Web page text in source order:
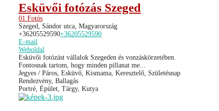
Esküvői fotózás Szeged
01 Fotós
Szeged, Sándor utca, Magyarország
+36205529590+36205529590
E-mail
Weboldal
Esküvői fotózást vállalok Szegeden és vonzáskörzetében.
Fontosnak tartom, hogy minden pillanat me...
Jegyes / Páros, Esküvő, Kismama, Keresztelő, Születésnap
Rendezvény, Ballagás
Portré, Épület, Tárgy, Kutya